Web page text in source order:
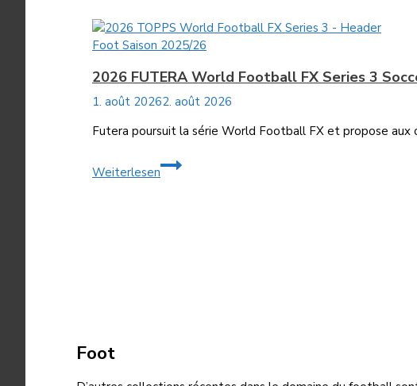
France
Soccer
Foot Saison 2025/26
2026 FUTERA World Football FX Series 3
1. août 20262. août 2026
Futera poursuit la série World Football FX et propose
Weiterlesen
2026
FUTERA
Foot